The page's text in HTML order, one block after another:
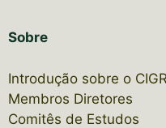
Sobre
Introdução sobre o
Membros Diretores
Comitês de Estudos